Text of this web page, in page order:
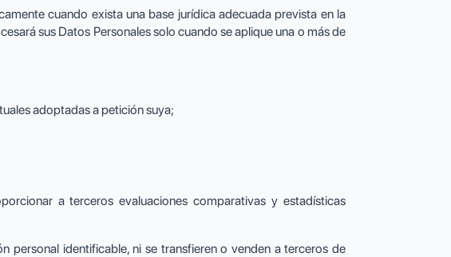
cuando exista una base jurídica adecuada prevista en la
sus Datos Personales solo cuando se aplique una o más de
adoptadas a petición suya;
a terceros evaluaciones comparativas y estadísticas
personal identificable, ni se transfieren o venden a terceros de